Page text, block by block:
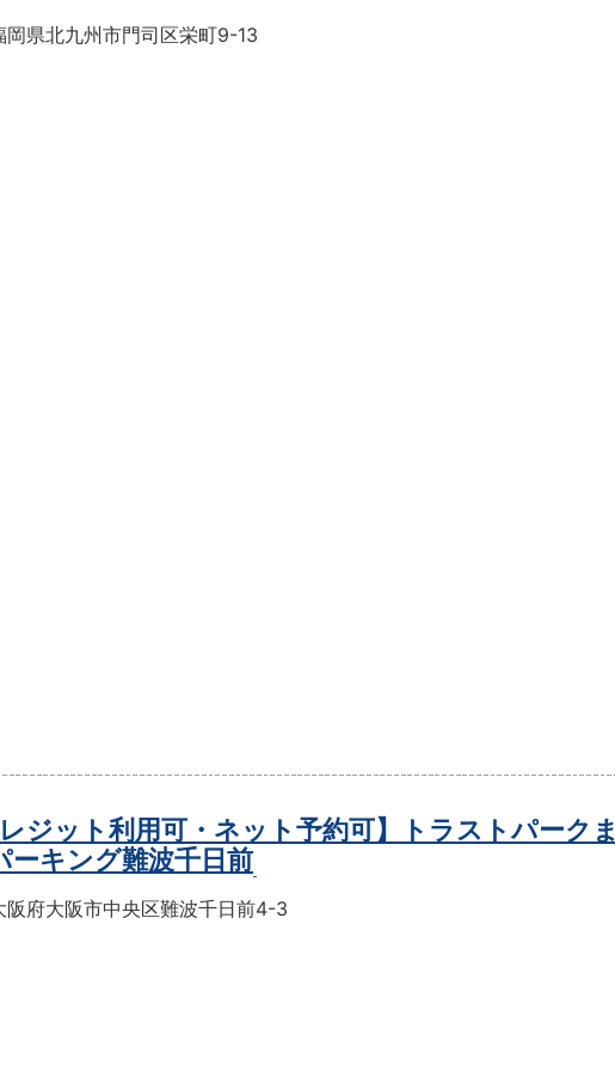
岡県北九州市門司区栄町9-13
ジット利用可・ネット予約可】トラストパークま
ーキング難波千日前
阪府大阪市中央区難波千日前4-3